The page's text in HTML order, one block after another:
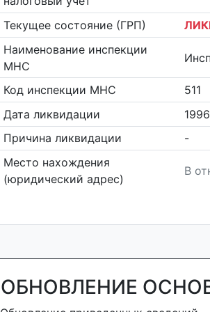
Текущее состояние (ГРП)
Наименование инспекции
МНС
Код инспекции МНС
511
Дата ликвидации
Причина ликвидации
-
Место нахождения
(юридический адрес)
В
ОБНОВЛЕНИЕ